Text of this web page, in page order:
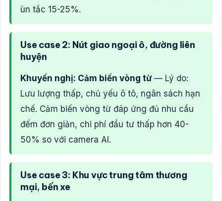
ùn tắc 15-25%.
Use case 2: Nút giao ngoại ô, đường liên
huyện
Khuyến nghị: Cảm biến vòng từ — Lý do:
Lưu lượng thấp, chủ yếu ô tô, ngân sách hạn
chế. Cảm biến vòng từ đáp ứng đủ nhu cầu
đếm đơn giản, chi phí đầu tư thấp hơn 40-
50% so với camera AI.
Use case 3: Khu vực trung tâm thương
mại, bến xe